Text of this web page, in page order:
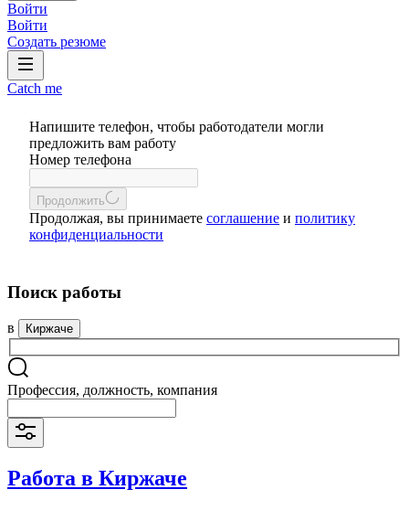
Войти
Войти
Создать резюме
Catch me
Напишите телефон, чтобы работодатели могли
предложить вам работу
Номер телефона
Продолжить
Продолжая, вы принимаете соглашение и политику
конфиденциальности
Поиск работы
в Киржаче
Профессия, должность, компания
Работа в Киржаче